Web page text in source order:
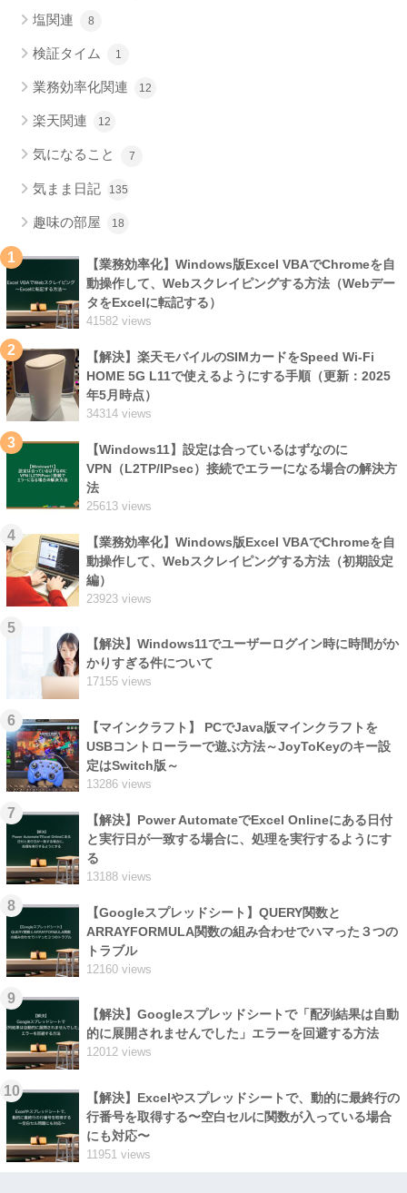
塩関連 8
検証タイム 1
業務効率化関連 12
楽天関連 12
気になること 7
気まま日記 135
趣味の部屋 18
1
【業務効率化】Windows版Excel VBAでChromeを自
動操作して、Webスクレイピングする方法（Webデー
タをExcelに転記する）
41582 views
2
【解決】楽天モバイルのSIMカードをSpeed Wi-Fi
HOME 5G L11で使えるようにする手順（更新：2025
年5月時点）
34314 views
3
【Windows11】設定は合っているはずなのに
VPN（L2TP/IPsec）接続でエラーになる場合の解決方
法
25613 views
4
【業務効率化】Windows版Excel VBAでChromeを自
動操作して、Webスクレイピングする方法（初期設定
編）
23923 views
5
【解決】Windows11でユーザーログイン時に時間がか
かりすぎる件について
17155 views
6
【マインクラフト】 PCでJava版マインクラフトを
USBコントローラーで遊ぶ方法～JoyToKeyのキー設
定はSwitch版～
13286 views
7
【解決】Power AutomateでExcel Onlineにある日付
と実行日が一致する場合に、処理を実行するようにす
る
13188 views
8
【Googleスプレッドシート】QUERY関数と
ARRAYFORMULA関数の組み合わせでハマった３つの
トラブル
12160 views
9
【解決】Googleスプレッドシートで「配列結果は自動
的に展開されませんでした」エラーを回避する方法
12012 views
10
【解決】Excelやスプレッドシートで、動的に最終行の
行番号を取得する〜空白セルに関数が入っている場合
にも対応〜
11951 views